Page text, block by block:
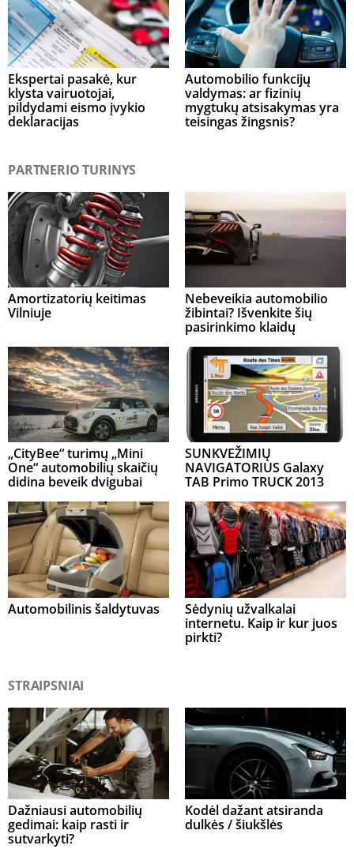
Ekspertai pasakė, kur
klysta vairuotojai,
pildydami eismo įvykio
deklaracijas
Automobilio funkcijų
valdymas: ar fizinių
mygtukų atsisakymas yra
teisingas žingsnis?
PARTNERIO TURINYS
Amortizatorių keitimas
Vilniuje
Nebeveikia automobilio
žibintai? Išvenkite šių
pasirinkimo klaidų
„CityBee“ turimų „Mini
One“ automobilių skaičių
didina beveik dvigubai
SUNKVEŽIMIŲ
NAVIGATORIUS Galaxy
TAB Primo TRUCK 2013
Automobilinis šaldytuvas
Sėdynių užvalkalai
internetu. Kaip ir kur juos
pirkti?
STRAIPSNIAI
Dažniausi automobilių
gedimai: kaip rasti ir
sutvarkyti?
Kodėl dažant atsiranda
dulkės / šiukšlės